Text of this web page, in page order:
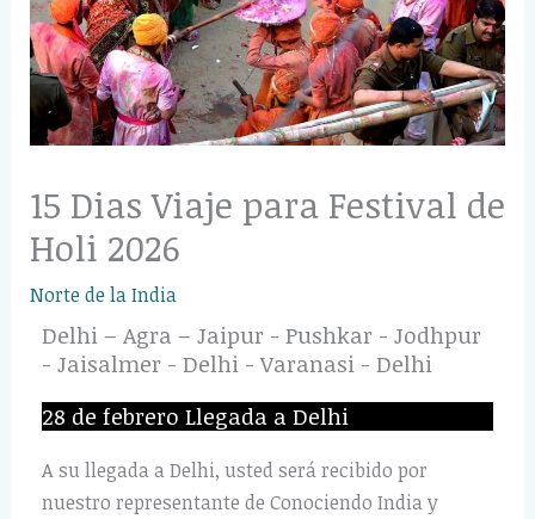
15 Dias Viaje para Festival de
Holi 2026
Norte de la India
Delhi – Agra – Jaipur - Pushkar - Jodhpur
- Jaisalmer - Delhi - Varanasi - Delhi
28 de febrero Llegada a Delhi
A su llegada a Delhi, usted será recibido por
nuestro representante de Conociendo India y